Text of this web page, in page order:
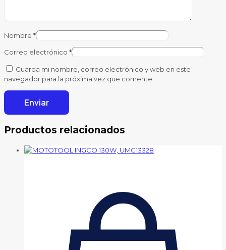
Nombre *
Correo electrónico *
Guarda mi nombre, correo electrónico y web en este
navegador para la próxima vez que comente.
Productos relacionados